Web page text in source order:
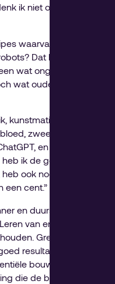
ik niet overlaten aan
waarvan ik beweer
Dat kan ik het
wat ongemakkelijke
wat ouder wordende
kunstmatige
zweet en tranen.
en die leverde
ik de goede
ook nog
een cent.”
en duursporter heb
van ervaringen.
Grenzen in jezelf
resultaat te komen.
bouwstenen voor
die de basis levert